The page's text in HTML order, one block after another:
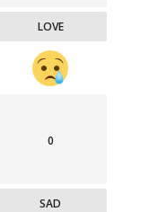
LOVE
0
SAD